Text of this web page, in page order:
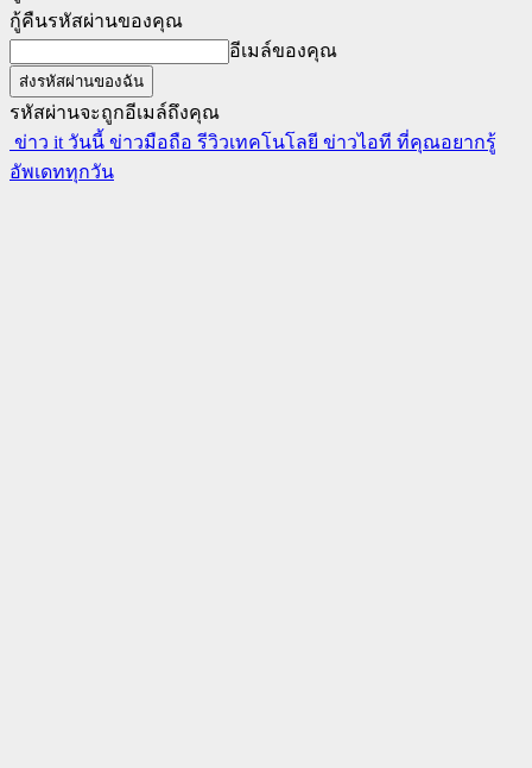
กู้คืนรหัสผ่านของคุณ
อีเมล์ของคุณ
รหัสผ่านจะถูกอีเมล์ถึงคุณ
ข่าว it วันนี้ ข่าวมือถือ รีวิวเทคโนโลยี ข่าวไอที ที่คุณอยากรู้
อัพเดททุกวัน